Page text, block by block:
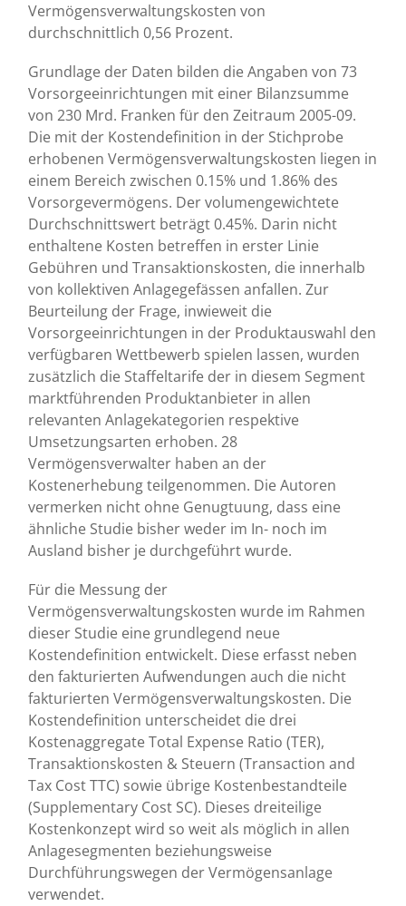
Vermögensverwaltungskosten von
durchschnittlich 0,56 Prozent.
Grundlage der Daten bilden die Angaben von 73
Vorsorgeeinrichtungen mit einer Bilanzsumme
von 230 Mrd. Franken für den Zeitraum 2005-09.
Die mit der Kostendefinition in der Stichprobe
erhobenen Vermögensverwaltungskosten liegen in
einem Bereich zwischen 0.15% und 1.86% des
Vorsorgevermögens. Der volumengewichtete
Durchschnittswert beträgt 0.45%. Darin nicht
enthaltene Kosten betreffen in erster Linie
Gebühren und Transaktionskosten, die innerhalb
von kollektiven Anlagegefässen anfallen. Zur
Beurteilung der Frage, inwieweit die
Vorsorgeeinrichtungen in der Produktauswahl den
verfügbaren Wettbewerb spielen lassen, wurden
zusätzlich die Staffeltarife der in diesem Segment
marktführenden Produktanbieter in allen
relevanten Anlagekategorien respektive
Umsetzungsarten erhoben. 28
Vermögensverwalter haben an der
Kostenerhebung teilgenommen. Die Autoren
vermerken nicht ohne Genugtuung, dass eine
ähnliche Studie bisher weder im In- noch im
Ausland bisher je durchgeführt wurde.
Für die Messung der
Vermögensverwaltungskosten wurde im Rahmen
dieser Studie eine grundlegend neue
Kostendefinition entwickelt. Diese erfasst neben
den fakturierten Aufwendungen auch die nicht
fakturierten Vermögensverwaltungskosten. Die
Kostendefinition unterscheidet die drei
Kostenaggregate Total Expense Ratio (TER),
Transaktionskosten & Steuern (Transaction and
Tax Cost TTC) sowie übrige Kostenbestandteile
(Supplementary Cost SC). Dieses dreiteilige
Kostenkonzept wird so weit als möglich in allen
Anlagesegmenten beziehungsweise
Durchführungswegen der Vermögensanlage
verwendet.